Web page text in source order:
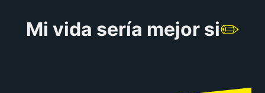
Mi vida sería mejor si✏️